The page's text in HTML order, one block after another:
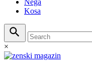
Nega
Kosa
×